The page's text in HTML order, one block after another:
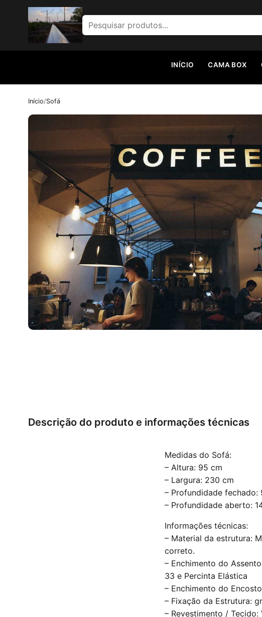
Pesquisar por:
INÍCIO CAMA BOX
Início/Sofá
Descrição do produto e informações técnicas
Medidas do Sofá:
– Altura: 95 cm
– Largura: 230 cm
– Profundidade fechado:
– Profundidade aberto:
Informações técnicas:
– Material da estrutura:
correto.
– Enchimento do
33 e Percinta Elástica
– Enchimento do
– Fixação da Estrutura:
– Revestimento / Tecido: